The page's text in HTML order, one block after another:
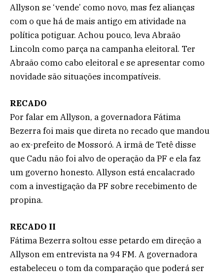
Allyson se ‘vende’ como novo, mas fez alianças
com o que há de mais antigo em atividade na
política potiguar. Achou pouco, leva Abraão
Lincoln como parça na campanha eleitoral. Ter
Abraão como cabo eleitoral e se apresentar como
novidade são situações incompatíveis.
RECADO
Por falar em Allyson, a governadora Fátima
Bezerra foi mais que direta no recado que mandou
ao ex-prefeito de Mossoró. A irmã de Tetê disse
que Cadu não foi alvo de operação da PF e ela faz
um governo honesto. Allyson está encalacrado
com a investigação da PF sobre recebimento de
propina.
RECADO II
Fátima Bezerra soltou esse petardo em direção a
Allyson em entrevista na 94 FM. A governadora
estabeleceu o tom da comparação que poderá ser